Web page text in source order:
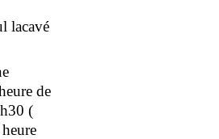
lacavé
de
(